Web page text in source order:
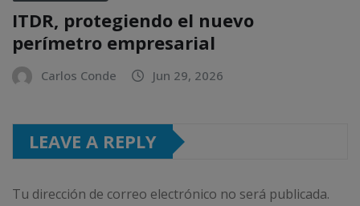
ITDR, protegiendo el nuevo
perímetro empresarial
Carlos Conde Jun 29, 2026
LEAVE A REPLY
Tu dirección de correo electrónico no será publicada.